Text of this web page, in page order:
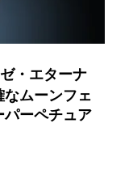
・エターナ
ムーンフェ
パーペチュア